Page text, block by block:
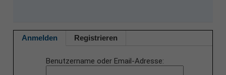
Anmelden Registrieren
Benutzername oder Email-Adresse